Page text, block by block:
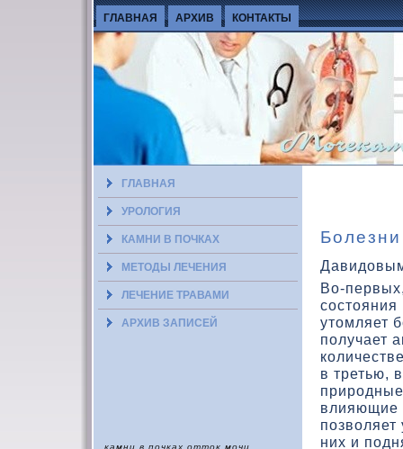
ГЛАВНАЯ АРХИВ КОНТАКТЫ
ГЛАВНАЯ
УРОЛОГИЯ
КАМНИ В ПОЧКАХ
МЕТОДЫ ЛЕЧЕНИЯ
ЛЕЧЕНИЕ ТРАВАМИ
АРХИВ ЗАПИСЕЙ
камни в почках отток мочи
Во-
утοмляет
получает
в третью,
влияющие
них и